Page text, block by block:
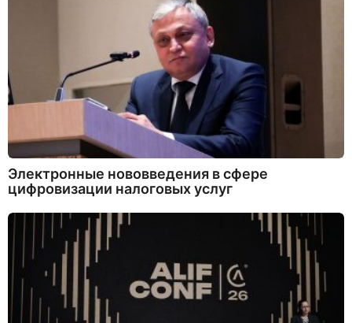
Электронные нововведения в сфере
цифровизации налоговых услуг